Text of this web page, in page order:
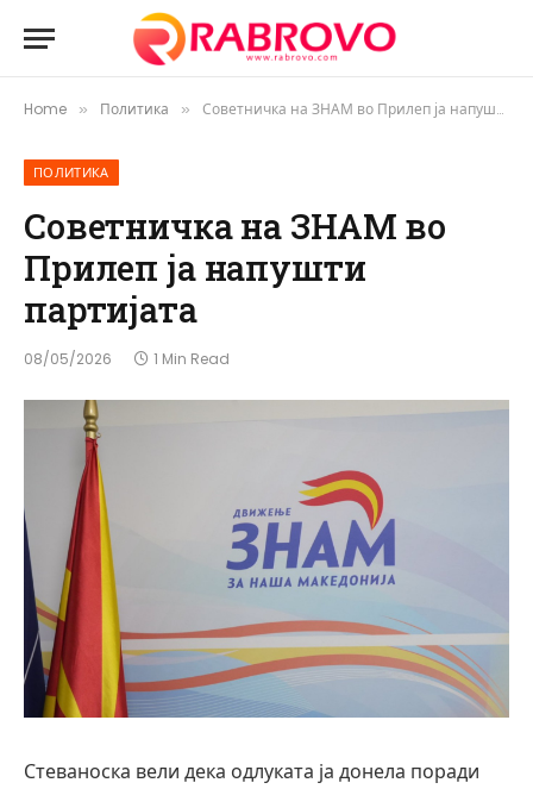
Home » Политика » Советничка на ЗНАМ во Прилеп ја напушти партијата
ПОЛИТИКА
Советничка на ЗНАМ во
Прилеп ја напушти
партијата
08/05/2026 1 Min Read
Стеваноска вели дека одлуката ја донела поради